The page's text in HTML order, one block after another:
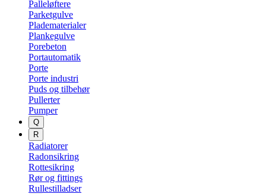
Palleløftere
Parketgulve
Pladematerialer
Plankegulve
Porebeton
Portautomatik
Porte
Porte industri
Puds og tilbehør
Pullerter
Pumper
Q
R
Radiatorer
Radonsikring
Rottesikring
Rør og fittings
Rullestilladser